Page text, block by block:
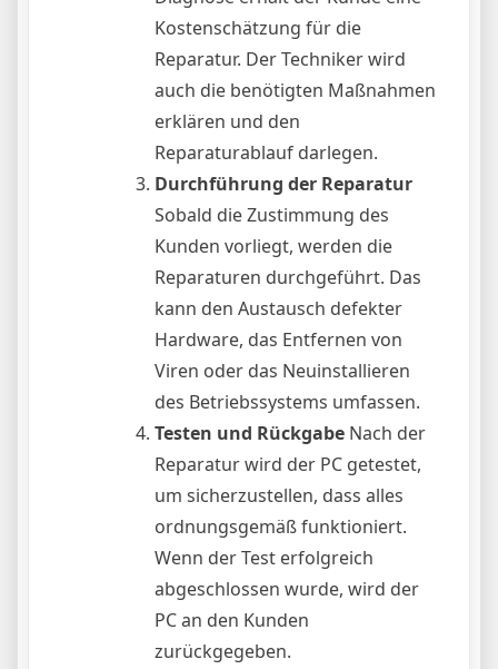
Kostenschätzung für die
Reparatur. Der Techniker wird
auch die benötigten Maßnahmen
erklären und den
Reparaturablauf darlegen.
Durchführung der Reparatur
Sobald die Zustimmung des
Kunden vorliegt, werden die
Reparaturen durchgeführt. Das
kann den Austausch defekter
Hardware, das Entfernen von
Viren oder das Neuinstallieren
des Betriebssystems umfassen.
Testen und Rückgabe Nach der
Reparatur wird der PC getestet,
um sicherzustellen, dass alles
ordnungsgemäß funktioniert.
Wenn der Test erfolgreich
abgeschlossen wurde, wird der
PC an den Kunden
zurückgegeben.